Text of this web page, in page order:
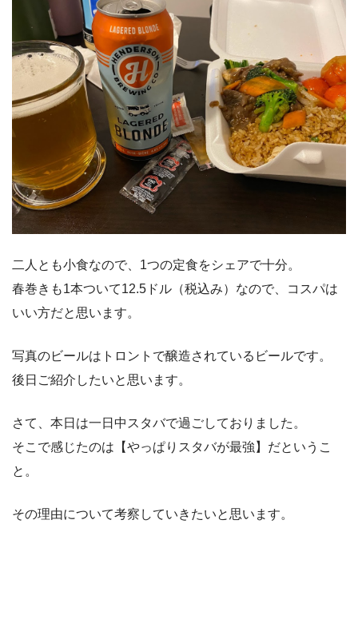
二人とも小食なので、1つの定食をシェアで十分。
春巻きも1本ついて12.5ドル（税込み）なので、コスパは
いい方だと思います。
写真のビールはトロントで醸造されているビールです。
後日ご紹介したいと思います。
さて、本日は一日中スタバで過ごしておりました。
そこで感じたのは【やっぱりスタバが最強】だというこ
と。
その理由について考察していきたいと思います。